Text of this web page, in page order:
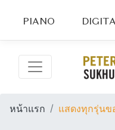
PIANO
หน้าแรก แสดงทุกรุ่นข